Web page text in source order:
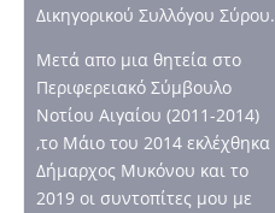
Δικηγορικού Συλλόγου Σύρου.
Μετά απο μια θητεία στο
Περιφερειακό Σύμβουλο
Νοτίου Αιγαίου (2011-2014)
,το Μάιο του 2014 εκλέχθηκα
Δήμαρχος Μυκόνου και το
2019 οι συντοπίτες μου με